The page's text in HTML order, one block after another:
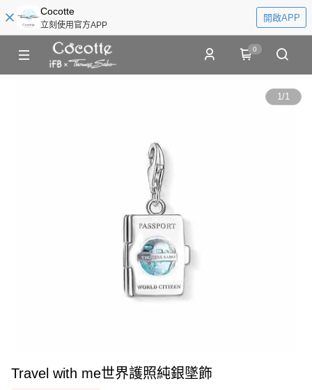
Cocotte
立刻使用官方APP
開啟APP
0
1/1
Travel with me世界護照純銀墜飾